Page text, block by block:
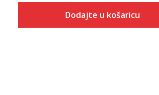
Dodajte u košaricu